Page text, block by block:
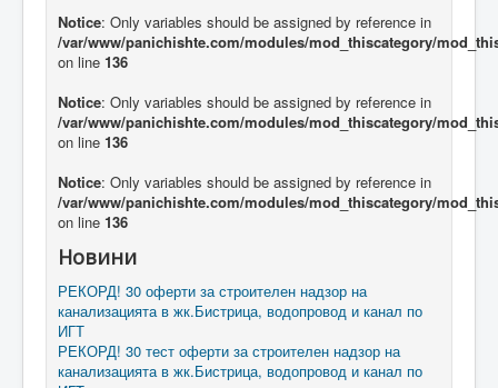
Notice: Only variables should be assigned by reference in
/var/www/panichishte.com/modules/mod_thiscategory/
on line 136
Notice: Only variables should be assigned by reference in
/var/www/panichishte.com/modules/mod_thiscategory/
on line 136
Notice: Only variables should be assigned by reference in
/var/www/panichishte.com/modules/mod_thiscategory/
on line 136
Новини
РЕКОРД! 30 оферти за строителен надзор на
канализацията в жк.Бистрица, водопровод и канал по
ИГТ
РЕКОРД! 30 тест оферти за строителен надзор на
канализацията в жк.Бистрица, водопровод и канал по